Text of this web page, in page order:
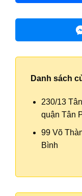
Danh sách
230/13
quận Tân
99 Võ
Bình